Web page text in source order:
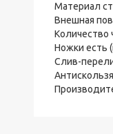
Материал
Внешная
Количество
Ножки есть
Слив-